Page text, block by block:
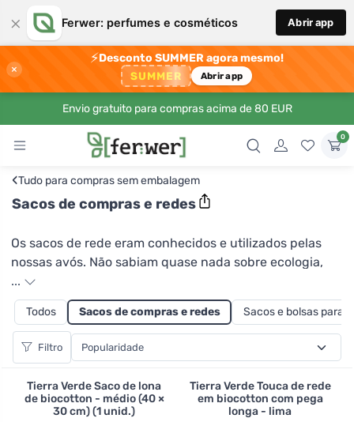
× Ferwer: perfumes e cosméticos Abrir app
×
⚡Desconto SUMMER agora mesmo!
SUMMER Abrir app
Envio gratuito para compras acima de 80 EUR
0
‹Tudo para compras sem embalagem
Sacos de compras e redes
Os sacos de rede eram conhecidos e utilizados pelas
nossas avós. Não sabiam quase nada sobre ecologia,
mas os sacos de plástico simplesmente não existiam e,
se existissem, eram desnecessariamente pagos. Pode
escolher entre várias cores de sacos de rede Casa
Organica, que são feitos de algodão orgânico. Pode
escolher uma pega longa para transporte ao ombro ou
longe com a rede, pode levar tudo - livros para a
biblioteca, presentes para os amigos ou roupa para a
...
Todos Sacos de compras e redes Sacos e bolsas para
Filtro
Tierra Verde Saco de lona
de biocotton - médio (40 ×
30 cm) (1 unid.)
Tierra Verde Touca de rede
em biocotton com pega
longa - lima